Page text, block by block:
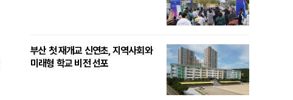
부산 첫 재개교 신연초, 지역사회와
미래형 학교 비전 선포